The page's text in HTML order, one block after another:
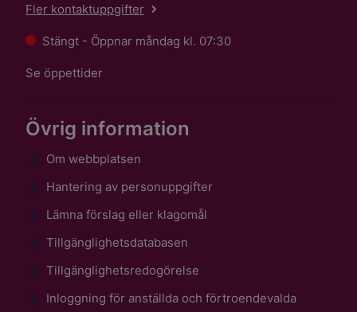
Fler kontaktuppgifter
Stängt - Öppnar måndag kl. 07:30
Se öppettider
Övrig information
Om webbplatsen
Hantering av personuppgifter
Lämna förslag eller klagomål
Tillgänglighetsdatabasen
Tillgänglighetsredogörelse
Inloggning för anställda och förtroendevalda